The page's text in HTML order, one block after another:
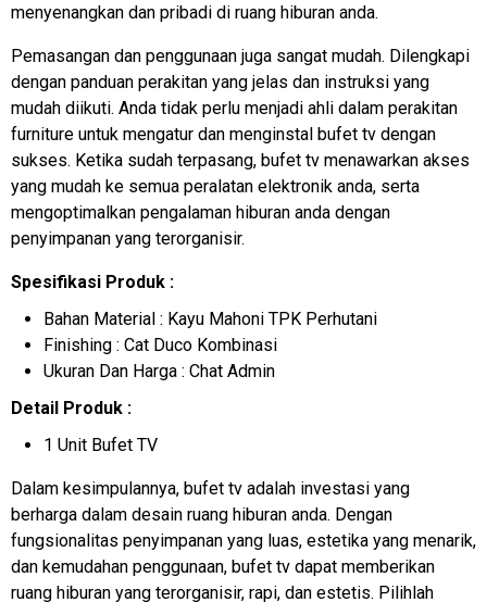
menyenangkan dan pribadi di ruang hiburan anda.
Pemasangan dan penggunaan juga sangat mudah. Dilengkapi
dengan panduan perakitan yang jelas dan instruksi yang
mudah diikuti. Anda tidak perlu menjadi ahli dalam perakitan
furniture untuk mengatur dan menginstal bufet tv dengan
sukses. Ketika sudah terpasang, bufet tv menawarkan akses
yang mudah ke semua peralatan elektronik anda, serta
mengoptimalkan pengalaman hiburan anda dengan
penyimpanan yang terorganisir.
Spesifikasi Produk :
Bahan Material : Kayu Mahoni TPK Perhutani
Finishing : Cat Duco Kombinasi
Ukuran Dan Harga : Chat Admin
Detail Produk :
1 Unit Bufet TV
Dalam kesimpulannya, bufet tv adalah investasi yang
berharga dalam desain ruang hiburan anda. Dengan
fungsionalitas penyimpanan yang luas, estetika yang menarik,
dan kemudahan penggunaan, bufet tv dapat memberikan
ruang hiburan yang terorganisir, rapi, dan estetis. Pilihlah